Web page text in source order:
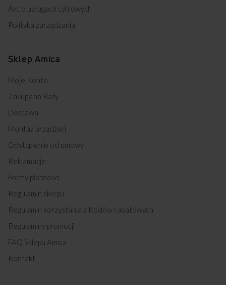
Akt o usługach cyfrowych
Polityka zarządzania
Sklep Amica
Moje Konto
Zakupy na Raty
Dostawa
Montaż urządzeń
Odstąpienie od umowy
Reklamacje
Formy płatności
Regulamin sklepu
Regulamin korzystania z Kodów rabatowych
Regulaminy promocji
FAQ Sklepu Amica
Kontakt